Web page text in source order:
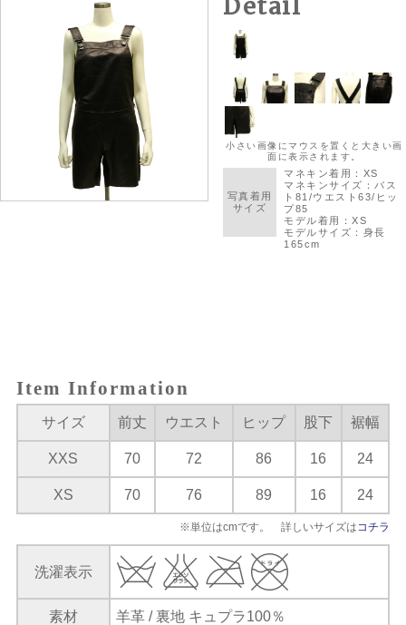
Item Information
サイズ 前丈 ウエスト ヒップ 股下 裾幅
XXS 70 72 86 16 24
XS 70 76 89 16 24
※単位はcmです。 詳しいサイズはコチラ
洗濯表示
素材 羊革 / 裏地 キュプラ100％